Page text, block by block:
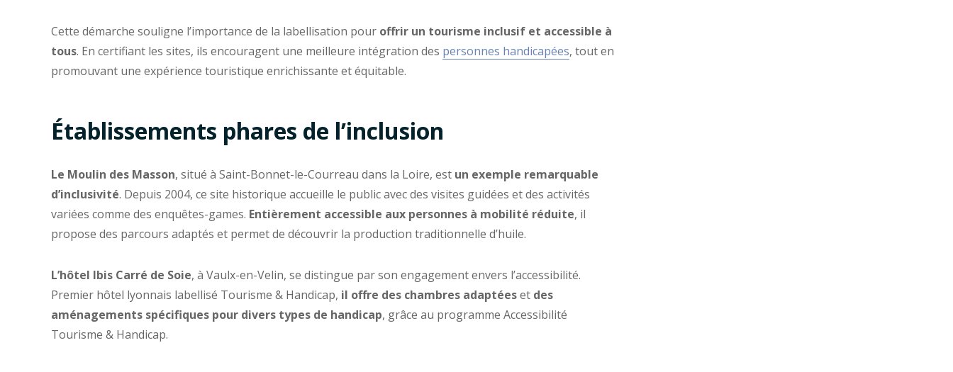
Cette démarche souligne l’importance de la labellisation pour offrir un tourisme inclusif et accessible à
tous. En certifiant les sites, ils encouragent une meilleure intégration des personnes handicapées, tout en
promouvant une expérience touristique enrichissante et équitable.
Établissements phares de l’inclusion
Le Moulin des Masson, situé à Saint-Bonnet-le-Courreau dans la Loire, est un exemple remarquable
d’inclusivité. Depuis 2004, ce site historique accueille le public avec des visites guidées et des activités
variées comme des enquêtes-games. Entièrement accessible aux personnes à mobilité réduite, il
propose des parcours adaptés et permet de découvrir la production traditionnelle d’huile.
L’hôtel Ibis Carré de Soie, à Vaulx-en-Velin, se distingue par son engagement envers l’accessibilité.
Premier hôtel lyonnais labellisé Tourisme & Handicap, il offre des chambres adaptéeset des
aménagements spécifiques pour divers types de handicap, grâce au programme Accessibilité
Tourisme & Handicap.